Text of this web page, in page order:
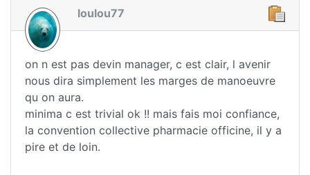
loulou77
on n est pas devin manager, c est clair, l avenir
nous dira simplement les marges de manoeuvre
qu on aura.
minima c est trivial ok !! mais fais moi confiance,
la convention collective pharmacie officine, il y a
pire et de loin.